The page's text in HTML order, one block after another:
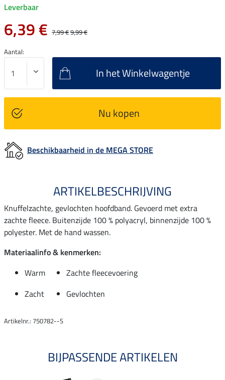
Leverbaar
6,39 € 7,99 €9,99 €
Aantal:
In het Winkelwagentje
Nu kopen
Beschikbaarheid in de MEGA STORE
ARTIKELBESCHRIJVING
Knuffelzachte, gevlochten hoofdband. Gevoerd met extra
zachte fleece. Buitenzijde 100 % polyacryl, binnenzijde 100 %
polyester. Met de hand wassen.
Materiaalinfo & kenmerken:
Warm
Zachte fleecevoering
Zacht
Gevlochten
Artikelnr.: 750782--S
BIJPASSENDE ARTIKELEN